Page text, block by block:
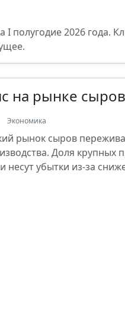
полугодие 2026 года.
на рынке
Экономика
рынок сыров
Доля крупных
несут убытки из-за